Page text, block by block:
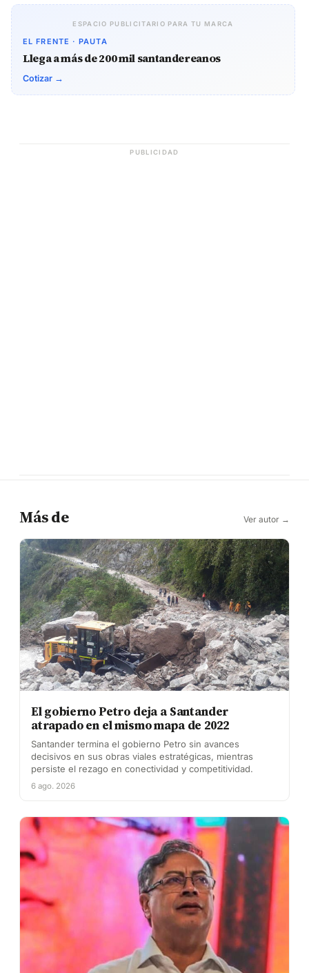
ESPACIO PUBLICITARIO PARA TU MARCA
EL FRENTE · PAUTA
Llega a más de 200 mil santandereanos
Cotizar →
PUBLICIDAD
Más de Ver autor →
El gobierno Petro deja a Santander
atrapado en el mismo mapa de 2022
Santander termina el gobierno Petro sin avances
decisivos en sus obras viales estratégicas, mientras
persiste el rezago en conectividad y competitividad.
6 ago. 2026